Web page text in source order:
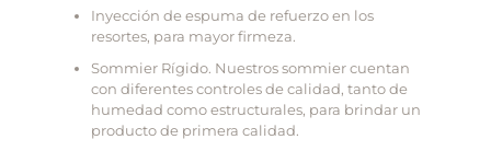
Inyección de espuma de refuerzo en los
resortes, para mayor firmeza.
Sommier Rígido. Nuestros sommier cuentan
con diferentes controles de calidad, tanto de
humedad como estructurales, para brindar un
producto de primera calidad.